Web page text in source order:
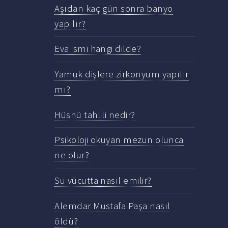
Aşıdan kaç gün sonra banyo
yapılır?
Eva ismi hangi dilde?
Yamuk dişlere zirkonyum yapılır
mı?
Hüsnü tahlili nedir?
Psikoloji okuyan mezun olunca
ne olur?
Su vücutta nasıl emilir?
Alemdar Mustafa Paşa nasıl
öldü?